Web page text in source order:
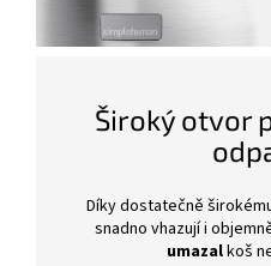
Široký otvor
Díky dostatečně
snadno vhazují i
umazalkoš